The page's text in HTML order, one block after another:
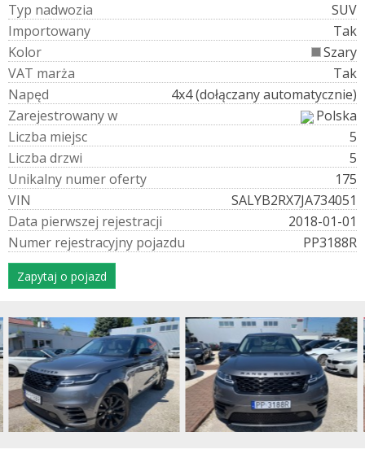
Typ nadwozia
SUV
Importowany
Tak
Kolor
Szary
VAT marża
Tak
Napęd
4x4 (dołączany automatycznie)
Zarejestrowanyw
Polska
Liczba miejsc
5
Liczba drzwi
5
Unikalny numeroferty
175
VIN
SALYB2RX7JA734051
Data pierwszej rejestracji
2018-01-01
Numer rejestracyjny pojazdu PP3188R
Zapytaj o pojazd